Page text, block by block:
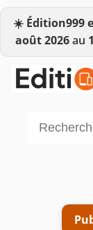
☀️ Édition999
août 2026au